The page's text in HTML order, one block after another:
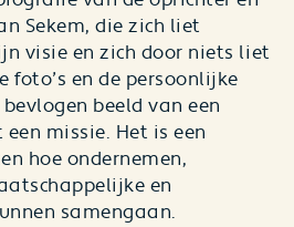
Sekem, die zich liet
visie en zich door niets liet
foto’s en de persoonlijke
beeld van een
missie. Het is een
hoe ondernemen,
en
samengaan.